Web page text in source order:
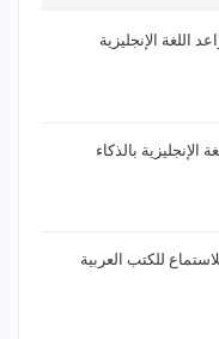
اللغة الإنجليزية
الإنجليزية بالذكاء
للاستماع للكتب العربية